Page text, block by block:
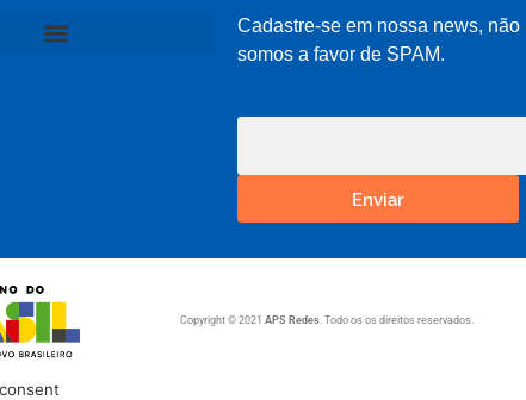
Cadastre-se em nossa news, não
somos a favor de SPAM.
Enviar
Copyright © 2021 APS Redes. Todo os os direitos reservados.